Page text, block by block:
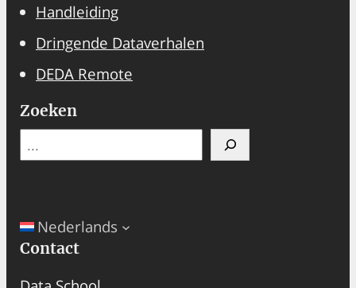
Handleiding
Dringende Dataverhalen
DEDA Remote
Zoeken
Nederlands
Contact